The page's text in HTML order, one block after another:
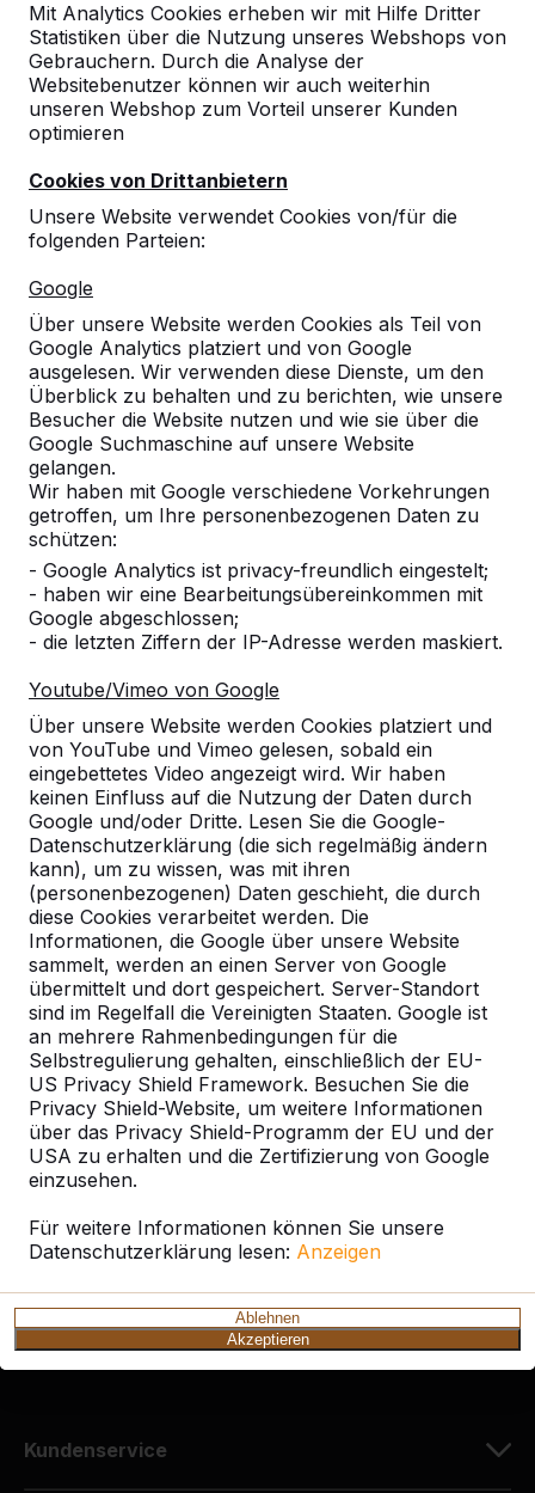
Mit Analytics Cookies erheben wir mit Hilfe Dritter
Statistiken über die Nutzung unseres Webshops von
Gebrauchern. Durch die Analyse der
Websitebenutzer können wir auch weiterhin
unseren Webshop zum Vorteil unserer Kunden
optimieren
Cookies von Drittanbietern
Unsere Website verwendet Cookies von/für die
folgenden Parteien:
Google
Über unsere Website werden Cookies als Teil von
Google Analytics platziert und von Google
ausgelesen. Wir verwenden diese Dienste, um den
Überblick zu behalten und zu berichten, wie unsere
Besucher die Website nutzen und wie sie über die
Google Suchmaschine auf unsere Website
gelangen.
Wir haben mit Google verschiedene Vorkehrungen
getroffen, um Ihre personenbezogenen Daten zu
schützen:
- Google Analytics ist privacy-freundlich eingestelt;
- haben wir eine Bearbeitungsübereinkommen mit
Google abgeschlossen;
- die letzten Ziffern der IP-Adresse werden maskiert.
Youtube/Vimeo von Google
Über unsere Website werden Cookies platziert und
von YouTube und Vimeo gelesen, sobald ein
eingebettetes Video angezeigt wird. Wir haben
keinen Einfluss auf die Nutzung der Daten durch
Google und/oder Dritte. Lesen Sie die Google-
Datenschutzerklärung (die sich regelmäßig ändern
kann), um zu wissen, was mit ihren
(personenbezogenen) Daten geschieht, die durch
diese Cookies verarbeitet werden. Die
Informationen, die Google über unsere Website
sammelt, werden an einen Server von Google
übermittelt und dort gespeichert. Server-Standort
sind im Regelfall die Vereinigten Staaten. Google ist
an mehrere Rahmenbedingungen für die
Selbstregulierung gehalten, einschließlich der EU-
US Privacy Shield Framework. Besuchen Sie die
Privacy Shield-Website, um weitere Informationen
über das Privacy Shield-Programm der EU und der
USA zu erhalten und die Zertifizierung von Google
einzusehen.
Für weitere Informationen können Sie unsere
Datenschutzerklärung lesen: Anzeigen
Ablehnen
Akzeptieren
Referenzen
Unsere Produkte finden Sie in ganz Europa
und darüber hinaus. Sehen Sie hier, wo Sie
ein HeBlad-Produkt in Ihrer Nähe finden.
Produkt
Alles anzeigen
Kategorie
Alles anzeigen
Ort oder Postleitzahl suchen
Zie ook
Niederdürenbach
Kontakt
HeBlad Deutschland
Diekerstraße 97
42781 Haan
+49 212 934 77 25
info@HeBlad.de
Kundenservice